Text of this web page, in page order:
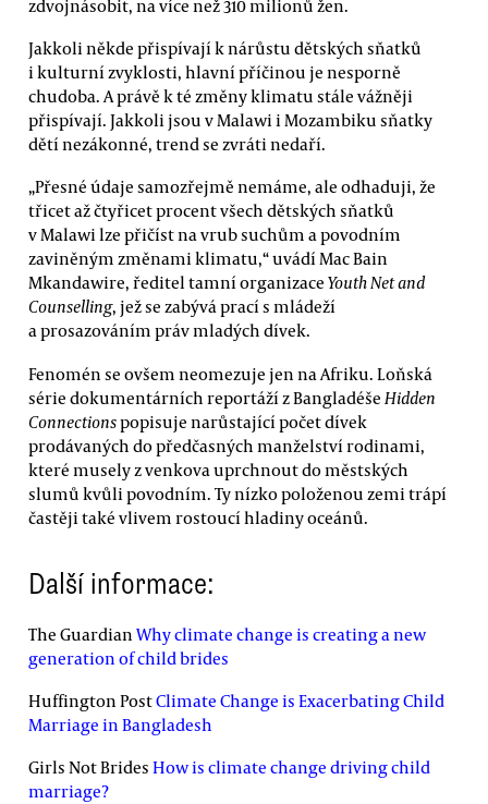
zdvojnásobit, na více než 310 milionů žen.
Jakkoli někde přispívají k nárůstu dětských sňatků
i kulturní zvyklosti, hlavní příčinou je nesporně
chudoba. A právě k té změny klimatu stále vážněji
přispívají. Jakkoli jsou v Malawi i Mozambiku sňatky
dětí nezákonné, trend se zvráti nedaří.
„Přesné údaje samozřejmě nemáme, ale odhaduji, že
třicet až čtyřicet procent všech dětských sňatků
v Malawi lze přičíst na vrub suchům a povodním
zaviněným změnami klimatu,“ uvádí Mac Bain
Mkandawire, ředitel tamní organizace Youth Net and
Counselling, jež se zabývá prací s mládeží
a prosazováním práv mladých dívek.
Fenomén se ovšem neomezuje jen na Afriku. Loňská
série dokumentárních reportáží z Bangladéše Hidden
Connectionspopisuje narůstající počet dívek
prodávaných do předčasných manželství rodinami,
které musely z venkova uprchnout do městských
slumů kvůli povodním. Ty nízko položenou zemi trápí
častěji také vlivem rostoucí hladiny oceánů.
Další informace:
The Guardian Why climate change is creating a new
generation of child brides
Huffington PostClimate Change is Exacerbating Child
Marriage in Bangladesh
Girls Not Brides How is climate change driving child
marriage?